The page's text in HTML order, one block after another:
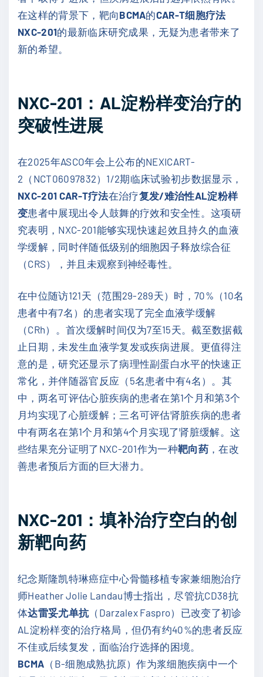
在这样的背景下，靶向BCMA的CAR-T细胞疗法
NXC-201的最新临床研究成果，无疑为患者带来了
新的希望。
NXC-201：AL淀粉样变治疗的
突破性进展
在2025年ASCO年会上公布的NEXICART-
2（NCT06097832）1/2期临床试验初步数据显示，
NXC-201 CAR-T疗法在治疗复发/难治性AL淀粉样
变患者中展现出令人鼓舞的疗效和安全性。这项研
究表明，NXC-201能够实现快速起效且持久的血液
学缓解，同时伴随低级别的细胞因子释放综合征
（CRS），并且未观察到神经毒性。
在中位随访121天（范围29-289天）时，70%（10名
患者中有7名）的患者实现了完全血液学缓解
（CRh）。首次缓解时间仅为7至15天。截至数据截
止日期，未发生血液学复发或疾病进展。更值得注
意的是，研究还显示了病理性副蛋白水平的快速正
常化，并伴随器官反应（5名患者中有4名）。其
中，两名可评估心脏疾病的患者在第1个月和第3个
月均实现了心脏缓解；三名可评估肾脏疾病的患者
中有两名在第1个月和第4个月实现了肾脏缓解。这
些结果充分证明了NXC-201作为一种靶向药 ，在改
善患者预后方面的巨大潜力。
NXC-201：填补治疗空白的创
新靶向药
纪念斯隆凯特琳癌症中心骨髓移植专家兼细胞治疗
师Heather Jolie Landau博士指出，尽管抗CD38抗
体达雷妥尤单抗 （Darzalex Faspro）已改变了初诊
AL淀粉样变的治疗格局，但仍有约40%的患者反应
不佳或后续复发，面临治疗选择的困境。
BCMA （B-细胞成熟抗原）作为浆细胞疾病中一个